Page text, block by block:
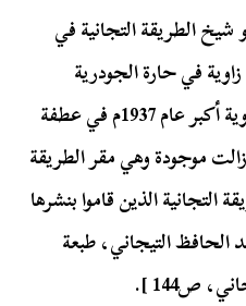
الطريقة التجانية في
كان لها زاوية في حارة الجودرية
بالدرب الأحمر، ثم أسس لها زاوية أكبر عام 1937م في عطفة
موجودة وهي مقر الطريقة
التجانية الذين قاموا بنشرها
التيجاني، طبعة